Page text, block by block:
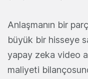
Anlaşmanın bir
büyük bir hisseye
yapay zeka video
maliyeti